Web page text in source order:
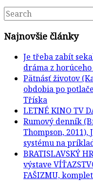
Najnovšie články
Je třeba zabít
dráma z horúceho
Pätnásť životov
obdobia po
Tříska
LETNÉ KINO TV
Rumový denník
Thompson,
systému na
BRATISLAVSKÝ
výstave
FAŠIZMU,